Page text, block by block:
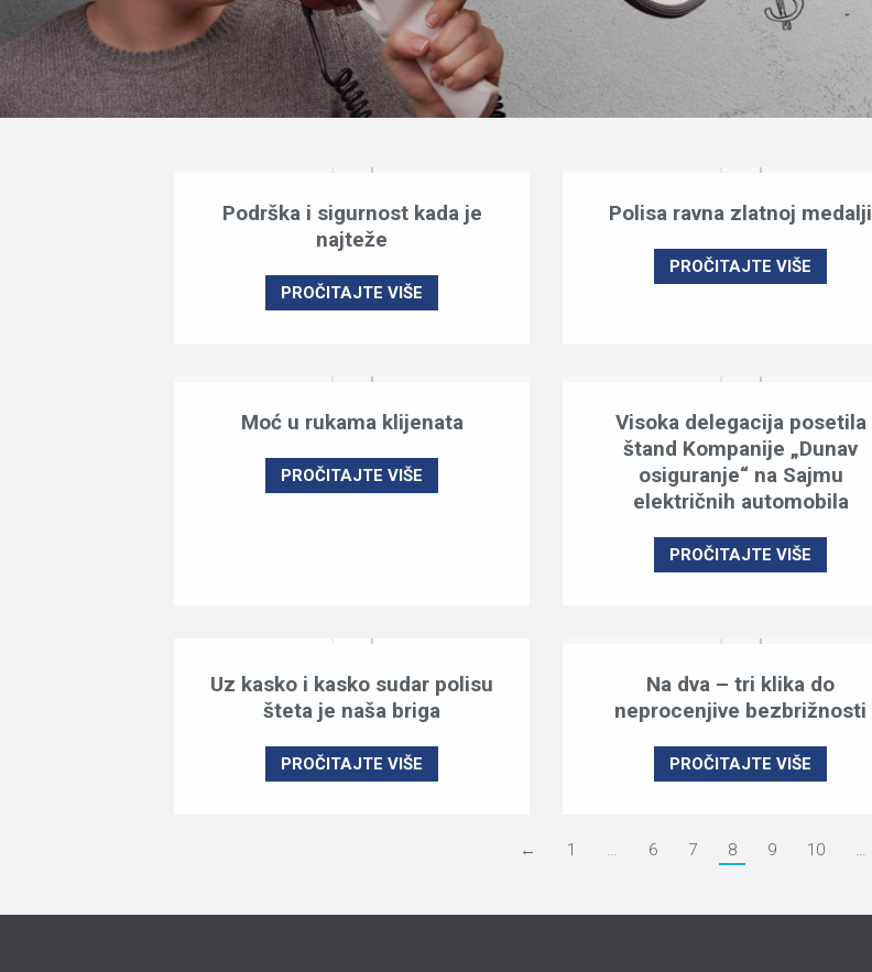
Podrška i sigurnost kada je
najteže
PROČITAJTE VIŠE
Polisa ravna zlatnoj medalji
PROČITAJTE VIŠE
Moć u rukama klijenata
PROČITAJTE VIŠE
Visoka delegacija posetila
štand Kompanije „Dunav
osiguranje“ na Sajmu
električnih automobila
PROČITAJTE VIŠE
Uz kasko i kasko sudar polisu
šteta je naša briga
PROČITAJTE VIŠE
Na dva – tri klika do
neprocenjive bezbrižnosti
PROČITAJTE VIŠE
← 1 … 6 7 8 9 10 …